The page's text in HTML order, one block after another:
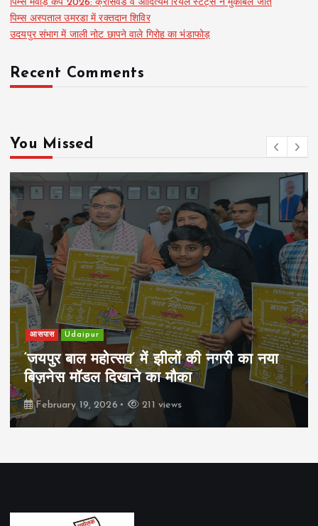
पिम्स मेवाड़ कप 2026: क्रॉसवर्ड व आदित्यम रियल स्टेट्स ने मुकाबले जीते
पिम्स अस्पताल उमरडा में रक्तदान शिविर
उदयपुर संभाग में जाली नोट छापने वाले गिरोह का भंडाफोड़
Recent Comments
You Missed
आसपास Udaipur
‘जयपुर बाल महोत्सव’ में झीलों की नगरी का नया
बिज़नेस मॉडल दिखाने का मौका
February 19, 2026 211 views